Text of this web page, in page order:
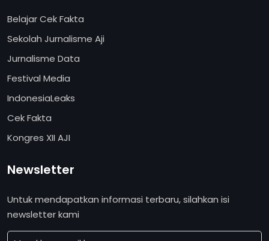
Belajar Cek Fakta
Sekolah Jurnalisme Aji
Jurnalisme Data
Festival Media
IndonesiaLeaks
Cek Fakta
Kongres XII AJI
Newsletter
Untuk mendapatkan informasi terbaru, silahkan isi
newsletter kami